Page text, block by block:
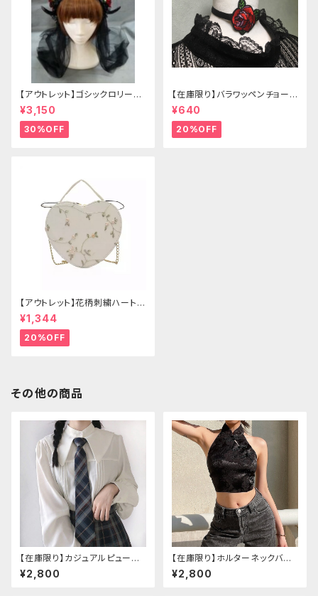
【アウトレット】ゴシックロリータ
ゴールドクラウン＆ホーン(ヴェ
ール付き)
¥3,150
30%OFF
【在庫限り】バラワッペンチョーカ
ー
¥640
20%OFF
【アウトレット】花柄刺繍ハートバ
ッグ
¥1,344
20%OFF
その他の商品
【在庫限り】カジュアルピューリ
タンカラープレッピーブラウス
¥2,800
【在庫限り】ホルターネックバッ
クリボンチャイナシャツ
¥2,800